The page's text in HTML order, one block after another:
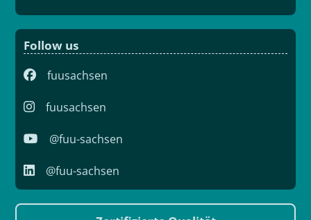
Follow us
fuusachsen
fuusachsen
@fuu-sachsen
@fuu-sachsen